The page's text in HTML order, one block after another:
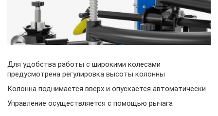
Для удобства работы с широкими колесами
предусмотрена регулировка высоты колонны
Колонна поднимается вверх и опускается автоматически
Управление осуществляется с помощью рычага